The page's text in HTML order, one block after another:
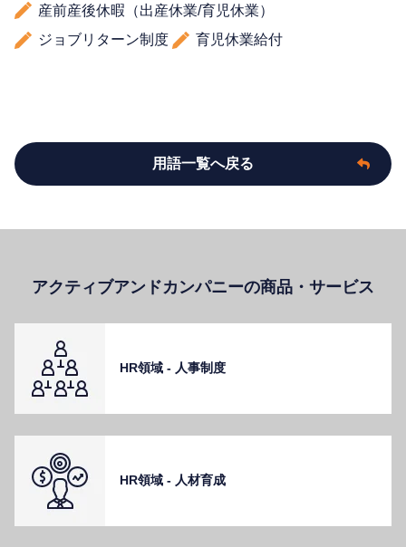
産前産後休暇（出産休業/育児休業）
ジョブリターン制度
育児休業給付
用語一覧へ戻る
アクティブアンドカンパニーの商品・サービス
HR領域 - ⼈事制度
HR領域 - ⼈材育成